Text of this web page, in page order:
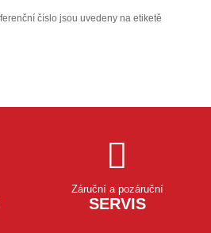
číslo jsou uvedeny na etiketě
Záruční a pozáruční
SERVIS